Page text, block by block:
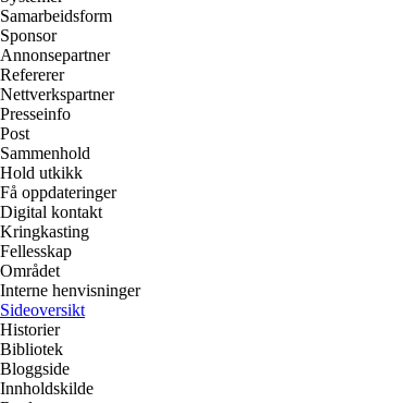
Samarbeidsform
Sponsor
Annonsepartner
Refererer
Nettverkspartner
Presseinfo
Post
Sammenhold
Hold utkikk
Få oppdateringer
Digital kontakt
Kringkasting
Fellesskap
Området
Interne henvisninger
Sideoversikt
Historier
Bibliotek
Bloggside
Innholdskilde